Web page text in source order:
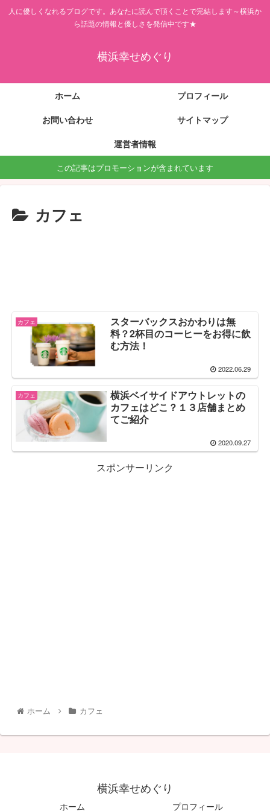
人に優しくなれるブログです。あなたに読んで頂くことで完結します～横浜か
ら話題の情報と優しさを発信中です★
横浜幸せめぐり
ホーム
プロフィール
お問い合わせ
サイトマップ
運営者情報
この記事はプロモーションが含まれています
カフェ
カフェ
スターバックスおかわりは無
料？2杯目のコーヒーをお得に飲
む方法！
2022.06.29
カフェ
横浜ベイサイドアウトレットの
カフェはどこ？１３店舗まとめ
てご紹介
2020.09.27
スポンサーリンク
ホーム カフェ
横浜幸せめぐり
ホーム プロフィール